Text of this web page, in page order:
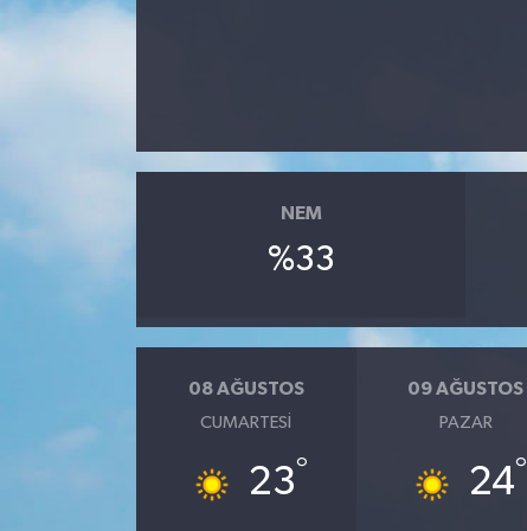
NEM
%33
08 AĞUSTOS
CUMARTESI
23°
09 AĞUSTOS
PAZAR
24°